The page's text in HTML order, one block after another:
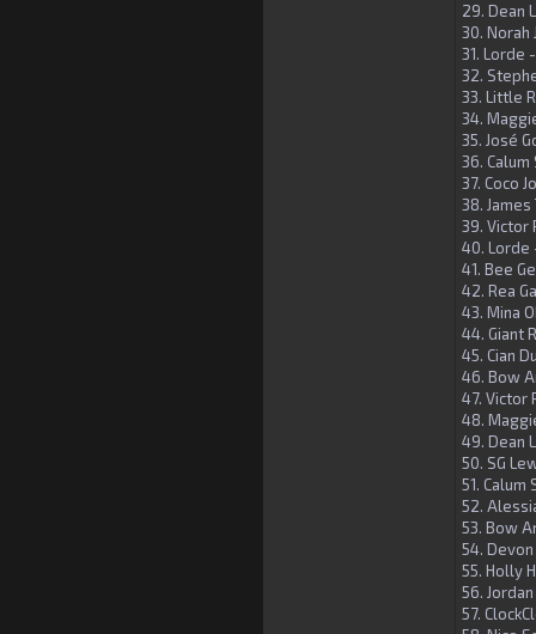
29. Dean
30. Norah
31. Lorde
32.
33. Little
34.
35. José
36.
37. Coco
38.
39. Victor
40. Lorde
41. Bee
42. Rea
43. Mina
44. Giant
45. Cian
46. Bow
47. Victor
48.
49. Dean
50. SG
51.
52.
53. Bow
54.
55. Holly
56.
57.